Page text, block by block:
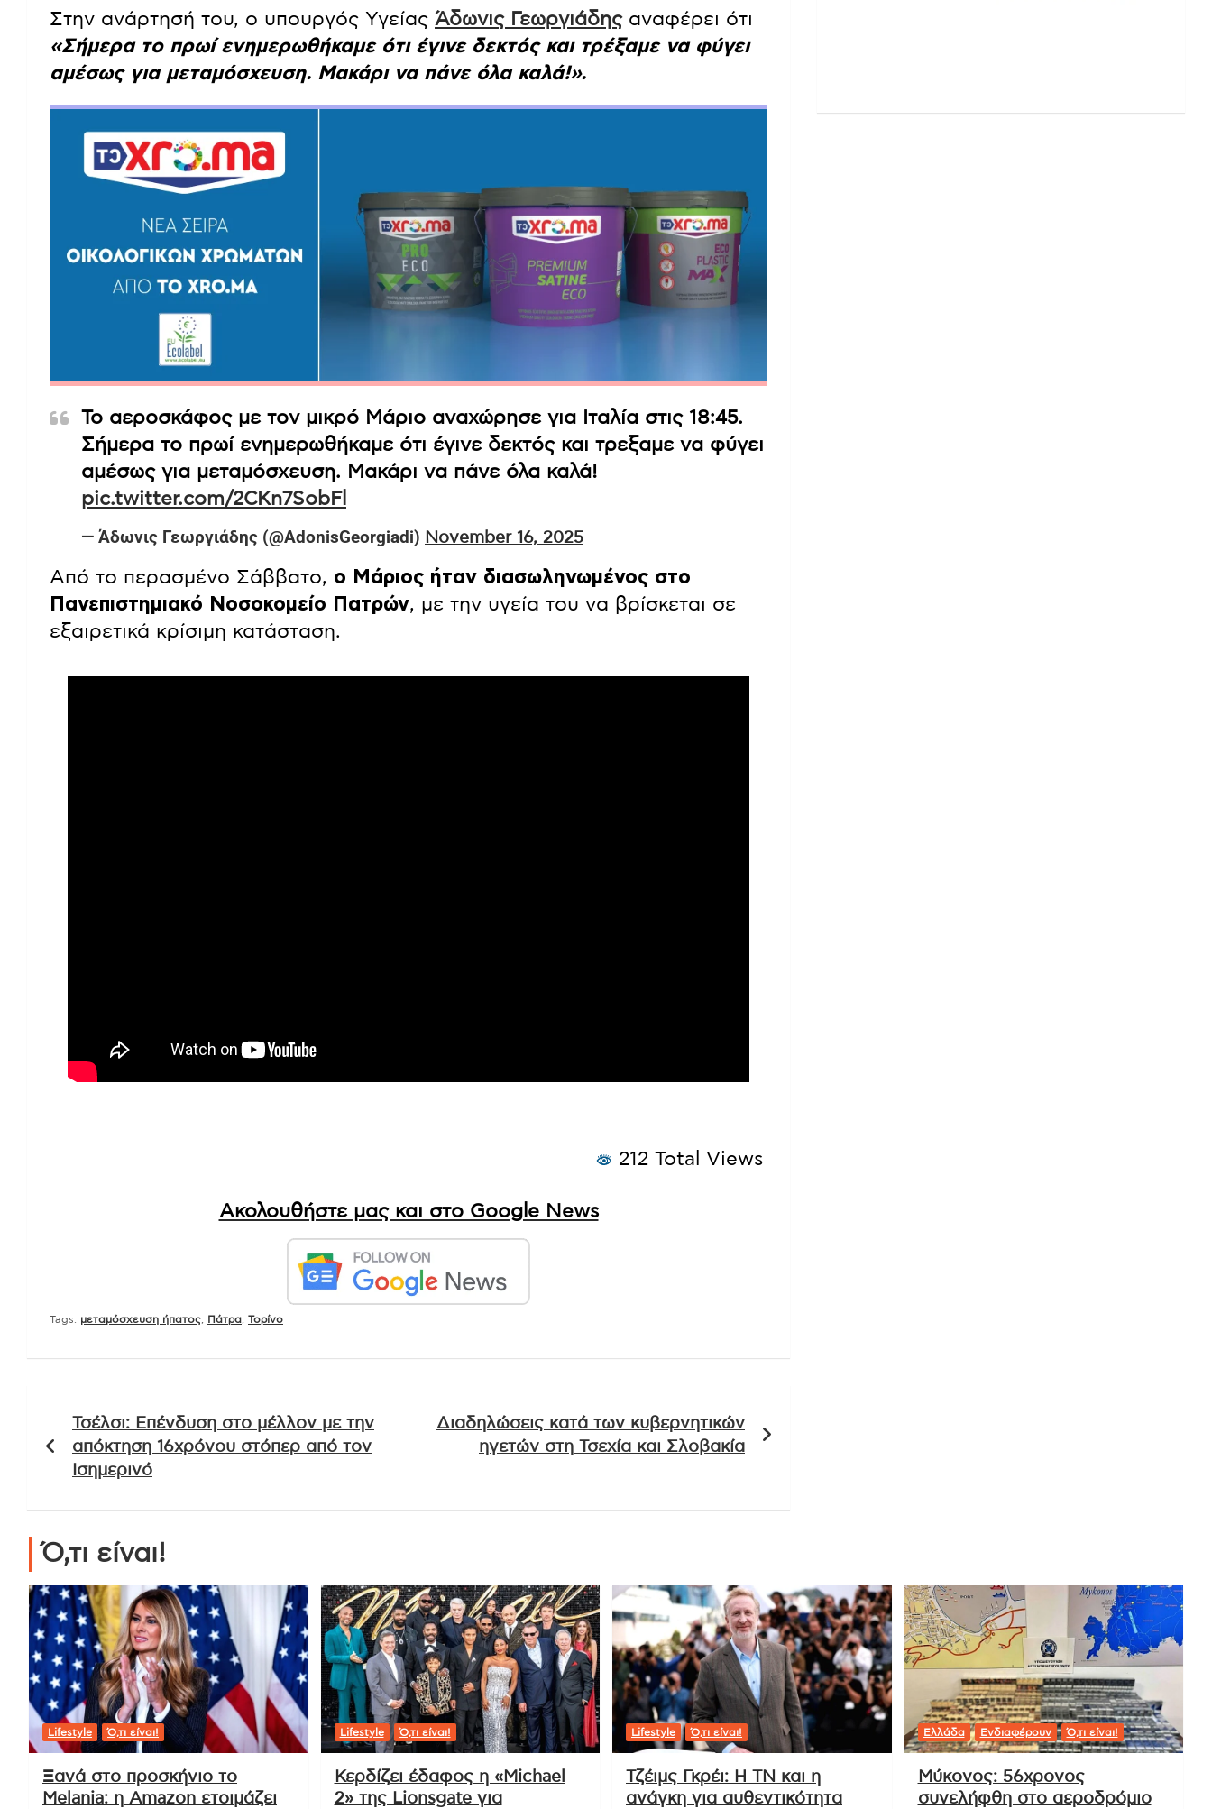
Στην ανάρτησή του, ο υπουργός Υγείας Άδωνις Γεωργιάδηςαναφέρει ότι
«Σήμερα το πρωί ενημερωθήκαμε ότι έγινε δεκτός και τρέξαμε να φύγει
αμέσως για μεταμόσχευση. Μακάρι να πάνε όλα καλά!».
Το αεροσκάφος με τον μικρό Μάριο αναχώρησε για Ιταλία στις 18:45.
Σήμερα το πρωί ενημερωθήκαμε ότι έγινε δεκτός και τρεξαμε να φύγει
αμέσως για μεταμόσχευση. Μακάρι να πάνε όλα καλά!
pic.twitter.com/2CKn7SobFl
— Άδωνις Γεωργιάδης (@AdonisGeorgiadi) November 16, 2025
Από το περασμένο Σάββατο, ο Μάριος ήταν διασωληνωμένος στο
Πανεπιστημιακό Νοσοκομείο Πατρών, με την υγεία του να βρίσκεται σε
εξαιρετικά κρίσιμη κατάσταση.
212 Total Views
Ακολουθήστε μας και στο Google News
Tags: μεταμόσχευση ήπατος Πάτρα Τορίνο
άρθρων
Τσέλσι: Επένδυση στο μέλλον με την
απόκτηση 16χρόνου στόπερ από τον
Ισημερινό
Διαδηλώσεις κατά των κυβερνητικών
ηγετών στη Τσεχία και Σλοβακία
Ό,τι είναι!
Lifestyle Ό,τι είναι!
Ξανά στο προσκήνιο το
Melania: η Amazon ετοιμάζει
Lifestyle Ό,τι είναι!
Κερδίζει έδαφος η «Michael
2» της Lionsgate για
Lifestyle Ό,τι είναι!
Τζέιμς Γκρέι: Η ΤΝ και η
ανάγκη για αυθεντικότητα
Ελλάδα Ενδιαφέρουν Ό,τι είναι!
Μύκονος: 56χρονος
συνελήφθη στο αεροδρόμιο